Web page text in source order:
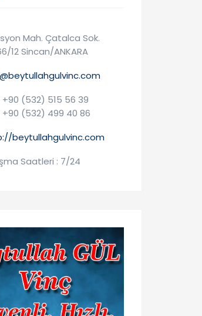
Mah. Çatalca Sok.
12 Sincan/ANKARA
+90 (532) 515 56 39
+90 (532) 499 40 86
beytullahgulvinc.com
Saatleri : 7/24